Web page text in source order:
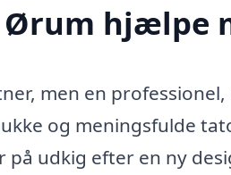
hjælpe
men en
og meningsfulde
udkig efter en ny